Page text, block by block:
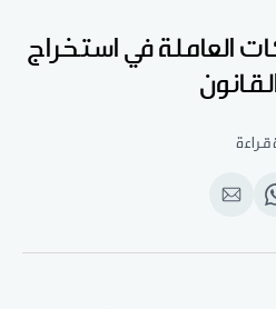
العاملة في استخراج
انشر
الإيميل